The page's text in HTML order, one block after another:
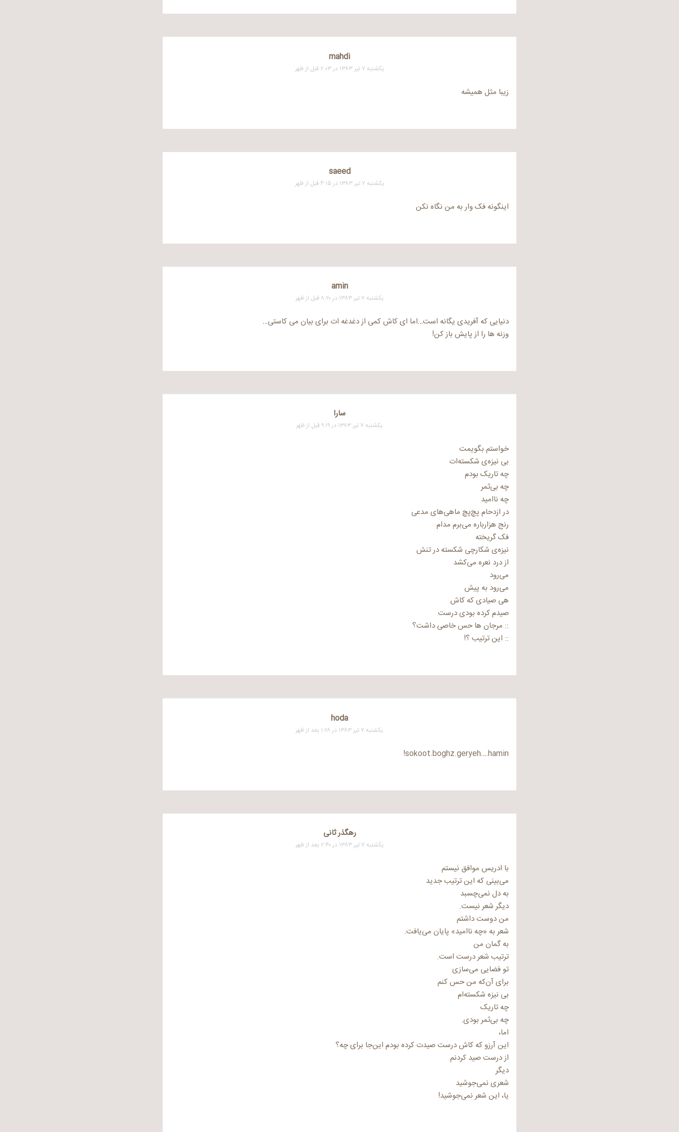
mahdi
یکشنبه ۷ تیر ۱۳۸۳ در ۲:۰۳ قبل از ظهر
زیبا مثل همیشه
saeed
یکشنبه ۷ تیر ۱۳۸۳ در ۴:۱۵ قبل از ظهر
اینگونه فک وار به من نگاه نکن
amin
یکشنبه ۷ تیر ۱۳۸۳ در ۸:۲۰ قبل از ظهر
دنیایی که آفریدی یگانه است…اما ای کاش کمی از دغدغه ات برای بیان می کاستی…
وزنه ها را از پایش باز کن!
سارا
یکشنبه ۷ تیر ۱۳۸۳ در ۹:۱۹ قبل از ظهر
خواستم بگویمت
بی نیزه‌ی شکسته‌ات
چه تاریک بودم
چه بی‌ثمر
چه نا‌امید
در ازدحام پچ‌پچ ماهی‌های مدعی
رنج هزارباره می‌برم مدام
فک گریخته
نیزه‌ی شکارچی شکسته در تنش
از درد نعره می‌کشد
می‌‌رود
می‌رود به پیش
هی صیادی که کاش
صیدم کرده بودی درست
:: مرجان ها حس خاصی داشت؟
:: این ترتیب ؟!
hoda
یکشنبه ۷ تیر ۱۳۸۳ در ۱:۲۸ بعد از ظهر
sokoot.boghz.geryeh….hamin!
رهگذر ثانی
یکشنبه ۷ تیر ۱۳۸۳ در ۲:۴۰ بعد از ظهر
با ادریس موافق نیستم
می‌بینی که این ترتیب جدید
به دل نمی‌چسبد
دیگر شعر نیست.
من دوست داشتم
شعر به «چه ناامید» پایان می‌یافت.
به گمان من
ترتیب شعر درست است.
تو فضایی می‌سازی
برای آن‌که من حس کنم
بی نیزه شکسته‌ام
چه تاریک
چه بی‌ثمر بودی.
اما،
این آرزو که کاش درست صیدت کرده بودم این‌جا برای چه؟
از درست صید کردنم
دیگر
شعری نمی‌جوشید
یا، این شعر نمی‌جوشید!